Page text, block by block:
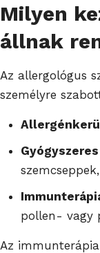
Milyen
állnak
Az allergológus
személyre
pollen- vagy
Az